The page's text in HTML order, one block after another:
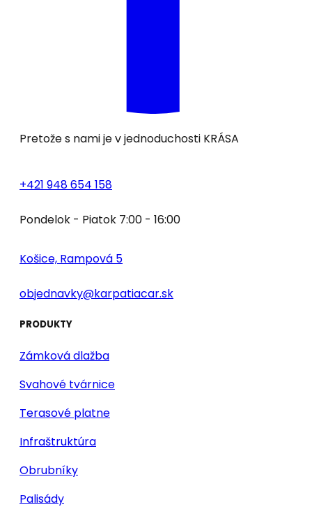
Pretože s nami je v jednoduchosti KRÁSA
+421 948 654 158
Pondelok - Piatok 7:00 - 16:00
Košice, Rampová 5
objednavky@karpatiacar.sk
PRODUKTY
Zámková dlažba
Svahové tvárnice
Terasové platne
Infraštruktúra
Obrubníky
Palisády